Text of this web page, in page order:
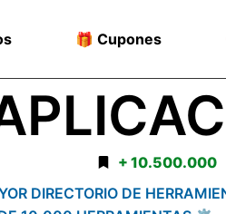
🎁 Cupones
+ 10.500.000
DIRECTORIO DE